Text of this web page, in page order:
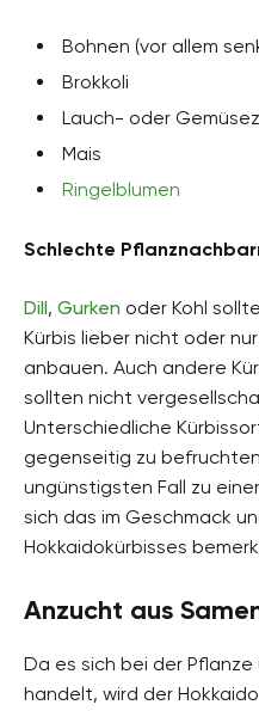
Bohnen (vor allem
Brokkoli
Lauch- oder
Mais
Ringelblumen
Schlechte
Dill, Gurken oder Kohl
Kürbis lieber nicht oder
anbauen. Auch andere
sollten nicht
Unterschiedliche
gegenseitig zu
ungünstigsten Fall zu
sich das im Geschmack
Hokkaidokürbisses
Anzucht aus
Da es sich bei der
handelt, wird der